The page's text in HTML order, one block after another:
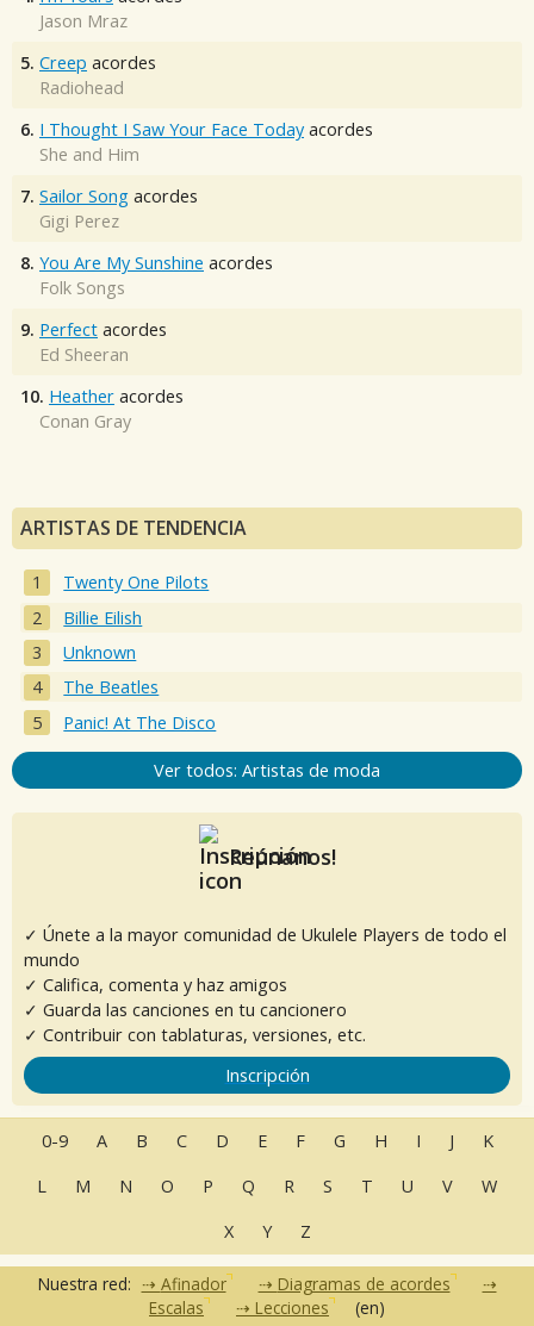
Jason Mraz
5. Creep acordes
Radiohead
6. I Thought I Saw Your Face Today acordes
She and Him
7. Sailor Song acordes
Gigi Perez
8. You Are My Sunshine acordes
Folk Songs
9. Perfect acordes
Ed Sheeran
10. Heather acordes
Conan Gray
ARTISTAS DE TENDENCIA
Twenty One Pilots
Billie Eilish
Unknown
The Beatles
Panic! At The Disco
Ver todos: Artistas de moda
Reúnanos!
✓ Únete a la mayor comunidad de Ukulele Players de todo el
mundo
✓ Califica, comenta y haz amigos
✓ Guarda las canciones en tu cancionero
✓ Contribuir con tablaturas, versiones, etc.
Inscripción
0-9 A B C D E F G H I J
K
L
M N O P Q R S T U V
W
X
Y Z
Nuestra red: Afinador
Diagramas de acordes
Escalas
Lecciones (en)